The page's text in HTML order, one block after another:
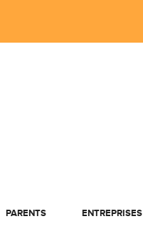
PARENTS ENTREPRISES